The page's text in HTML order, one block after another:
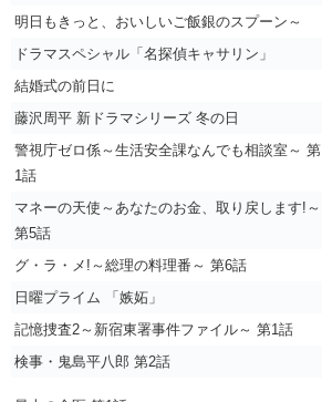
明日もきっと、おいしいご飯銀のスプーン～
ドラマスペシャル「名探偵キャサリン」
結婚式の前日に
藤沢周平 新ドラマシリーズ 冬の日
警視庁ゼロ係～生活安全課なんでも相談室～ 第
1話
マネーの天使～あなたのお金、取り戻します!～
第5話
グ・ラ・メ!～総理の料理番～ 第6話
日曜プライム 「嫉妬」
記憶捜査2～新宿東署事件ファイル～ 第1話
検事・鬼島平八郎 第2話